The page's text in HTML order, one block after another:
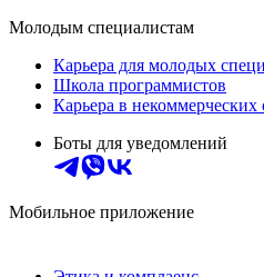
Молодым специалистам
Карьера для молодых
Школа программистов
Карьера в некоммерческих
Боты для уведомлений
Мобильное приложение